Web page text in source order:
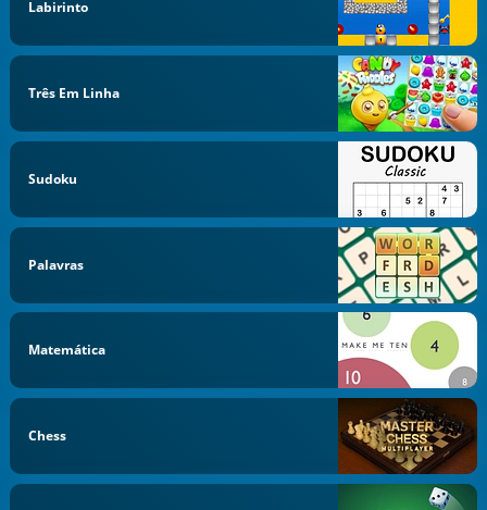
Labirinto
Três Em Linha
Sudoku
Palavras
Matemática
Chess